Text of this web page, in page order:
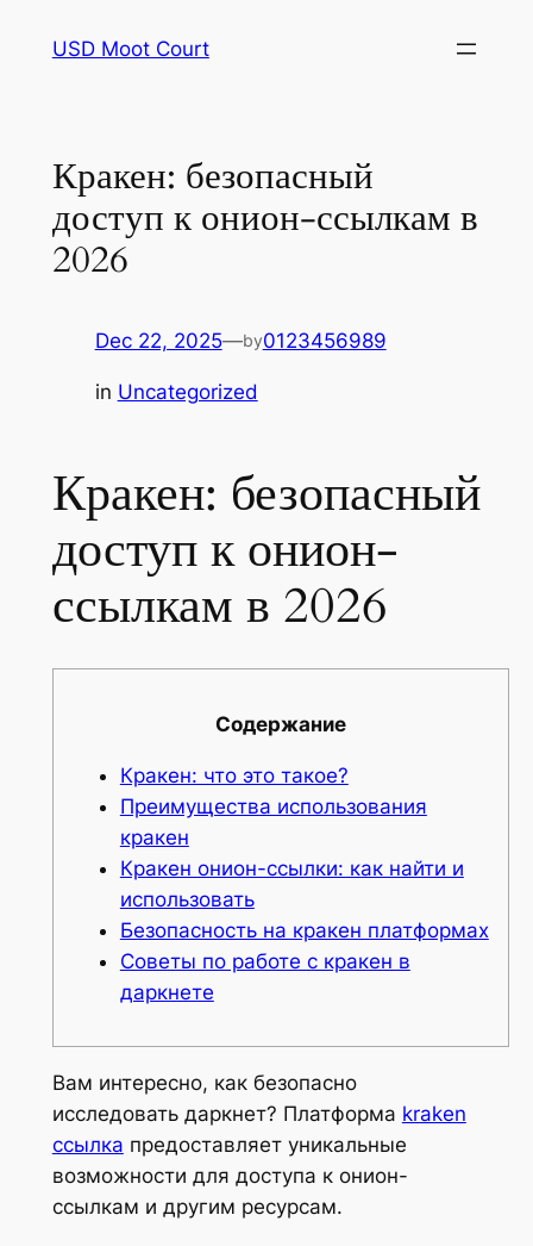
USD Moot Court
Кракен: безопасный
доступ к онион-ссылкам в
2026
Dec 22, 2025—by0123456989
in Uncategorized
Кракен: безопасный
доступ к онион-
ссылкам в 2026
Содержание
Кракен: что это такое?
Преимущества использования
кракен
Кракен онион-ссылки: как найти и
использовать
Безопасность на кракен платформах
Советы по работе с кракен в
даркнете
Вам интересно, как безопасно
исследовать даркнет? Платформа kraken
ссылка предоставляет уникальные
возможности для доступа к онион-
ссылкам и другим ресурсам.